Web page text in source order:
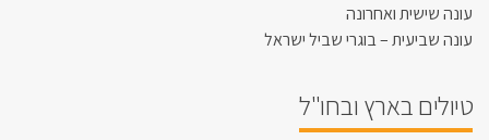
עונה שישית ואחרונה
עונה שביעית – בוגרי שביל ישראל
טיולים בארץ ובחו"ל